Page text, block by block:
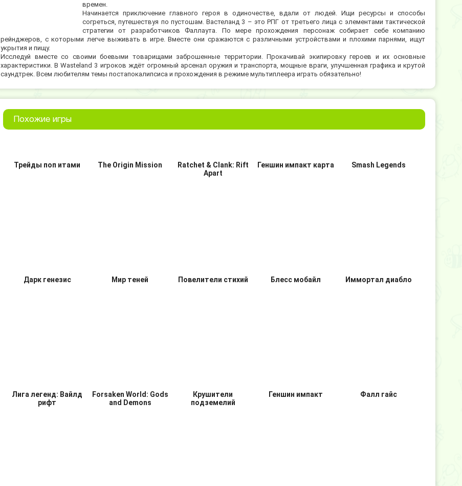
времен.
Начинается приключение главного героя в одиночестве, вдали от людей. Ищи ресурсы и способы
согреться, путешествуя по пустошам. Вастеланд 3 – это РПГ от третьего лица с элементами тактической
стратегии от разработчиков Фаллаута. По мере прохождения персонаж собирает себе компанию
рейнджеров, с которыми легче выживать в игре. Вместе они сражаются с различными устройствами и плохими парнями, ищут
укрытия и пищу.
Исследуй вместе со своими боевыми товарищами заброшенные территории. Прокачивай экипировку героев и их основные
характеристики. В Wasteland 3 игроков ждёт огромный арсенал оружия и транспорта, мощные враги, улучшенная графика и крутой
саундтрек. Всем любителям темы постапокалипсиса и прохождения в режиме мультиплеера играть обязательно!
Похожие игры
Трейды поп итами The Origin Mission
Ratchet & Clank: Rift
Apart
Геншин импакт карта Smash Legends
Дарк генезис Мир теней Повелители стихий Блесс мобайл Иммортал диабло
Лига легенд: Вайлд
рифт
Forsaken World: Gods
and Demons
Крушители
подземелий
Геншин импакт Фалл гайс